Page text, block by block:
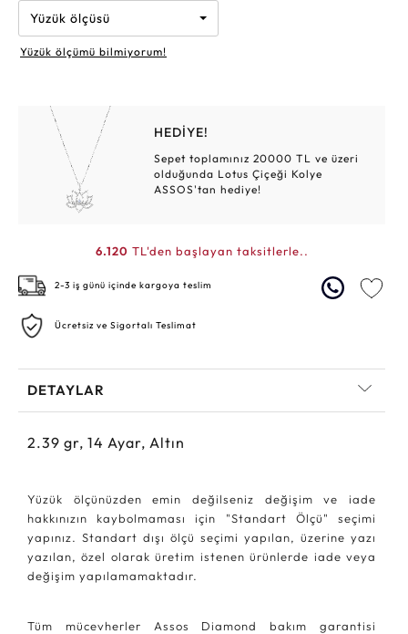
Yüzük ölçüsü
Yüzük ölçümü bilmiyorum!
HEDİYE!
Sepet toplamınız 20000 TL ve üzeri
olduğunda Lotus Çiçeği Kolye
ASSOS'tan hediye!
6.120 TL'den başlayan taksitlerle..
2-3 iş günü içinde kargoya teslim
Ücretsiz ve Sigortalı Teslimat
DETAYLAR
2.39 gr, 14 Ayar, Altın
Yüzük ölçünüzden emin değilseniz değişim ve iade
hakkınızın kaybolmaması için "Standart Ölçü" seçimi
yapınız. Standart dışı ölçü seçimi yapılan, üzerine yazı
yazılan, özel olarak üretim istenen ürünlerde iade veya
değişim yapılamamaktadır.
Tüm mücevherler Assos Diamond bakım garantisi